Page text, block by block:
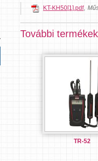
KT-KH50[1].pdf,
További
TR-52